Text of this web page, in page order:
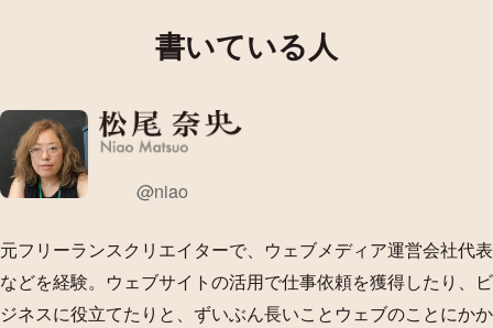
書いている人
w
t
@niao
元フリーランスクリエイターで、ウェブメディア運営会社代表
などを経験。ウェブサイトの活用で仕事依頼を獲得したり、ビ
ジネスに役立てたりと、ずいぶん長いことウェブのことにかか